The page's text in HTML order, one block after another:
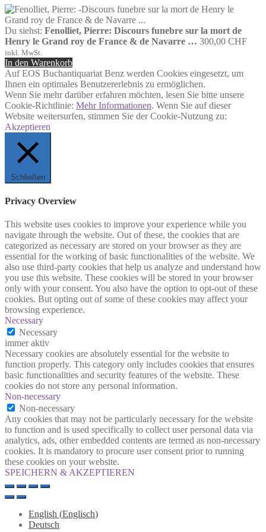
Du siehst: Fenolliet, Pierre: Discours funebre sur la mort de
Henry le Grand roy de France & de Navarre … 300,00 CHF
inkl. MwSt.
In den Warenkorb
Auf EOS Buchantiquariat Benz werden Cookies eingesetzt, um
Ihnen ein optimales Benutzererlebnis zu ermöglichen.
Wenn Sie mehr darüber erfahren möchten, lesen Sie bitte unsere
Cookie-Richtlinie: Mehr Informationen. Wenn Sie auf dieser
Website weitersurfen, stimmen Sie der Cookie-Nutzung zu:
Akzeptieren
Schließen
Privacy Overview
This website uses cookies to improve your experience while you
navigate through the website. Out of these, the cookies that are
categorized as necessary are stored on your browser as they are
essential for the working of basic functionalities of the website. We
also use third-party cookies that help us analyze and understand how
you use this website. These cookies will be stored in your browser
only with your consent. You also have the option to opt-out of these
cookies. But opting out of some of these cookies may affect your
browsing experience.
Necessary
Necessary
immer aktiv
Necessary cookies are absolutely essential for the website to
function properly. This category only includes cookies that ensures
basic functionalities and security features of the website. These
cookies do not store any personal information.
Non-necessary
Non-necessary
Any cookies that may not be particularly necessary for the website
to function and is used specifically to collect user personal data via
analytics, ads, other embedded contents are termed as non-necessary
cookies. It is mandatory to procure user consent prior to running
these cookies on your website.
SPEICHERN & AKZEPTIEREN
English (Englisch)
Deutsch